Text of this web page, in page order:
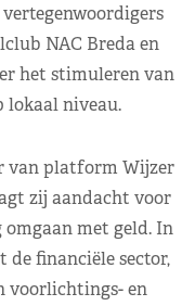
NAC Breda en
het stimuleren van
lokaal niveau.
van platform Wijzer
zij aandacht voor
met geld. In
financiële sector,
voorlichtings- en